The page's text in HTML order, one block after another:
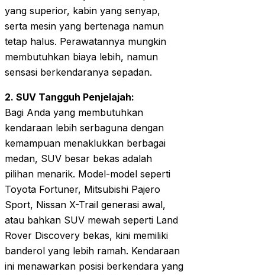
yang superior, kabin yang senyap,
serta mesin yang bertenaga namun
tetap halus. Perawatannya mungkin
membutuhkan biaya lebih, namun
sensasi berkendaranya sepadan.
2. SUV Tangguh Penjelajah:
Bagi Anda yang membutuhkan
kendaraan lebih serbaguna dengan
kemampuan menaklukkan berbagai
medan, SUV besar bekas adalah
pilihan menarik. Model-model seperti
Toyota Fortuner, Mitsubishi Pajero
Sport, Nissan X-Trail generasi awal,
atau bahkan SUV mewah seperti Land
Rover Discovery bekas, kini memiliki
banderol yang lebih ramah. Kendaraan
ini menawarkan posisi berkendara yang